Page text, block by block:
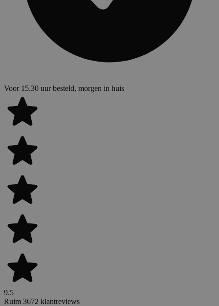
Voor 15.30 uur besteld, morgen in huis
9.5
Ruim 3672 klantreviews